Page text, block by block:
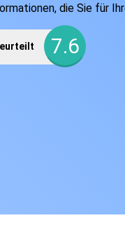
die Sie für
7.6